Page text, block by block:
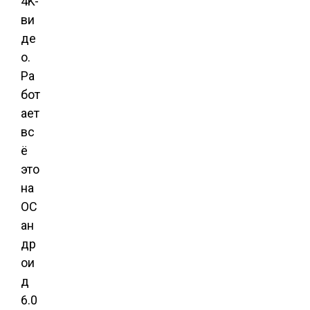
ви
де
о.
Ра
бот
ает
вс
ё
это
на
ОС
ан
др
ои
д
6.0